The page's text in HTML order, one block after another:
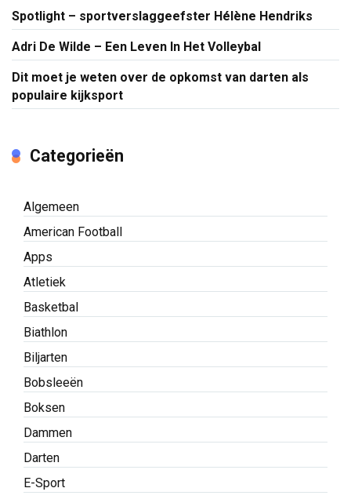
Spotlight – sportverslaggeefster Hélène Hendriks
Adri De Wilde – Een Leven In Het Volleybal
Dit moet je weten over de opkomst van darten als
populaire kijksport
Categorieën
Algemeen
American Football
Apps
Atletiek
Basketbal
Biathlon
Biljarten
Bobsleeën
Boksen
Dammen
Darten
E-Sport